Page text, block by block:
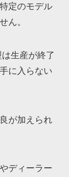
定のモデル
ん。
生産が終了
に入らない
が加えられ
ディーラー